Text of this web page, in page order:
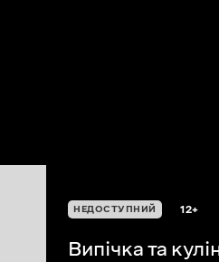
НЕДОСТУПНИЙ 12+
Випічка та